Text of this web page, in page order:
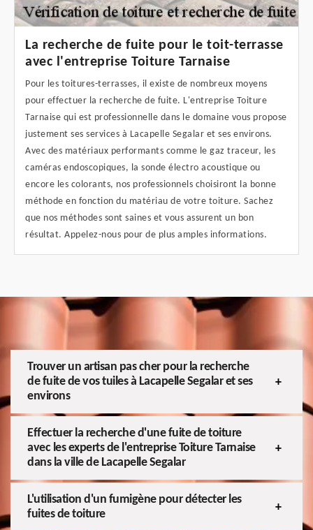
La recherche de fuite pour le toit-terrasse
avec l'entreprise Toiture Tarnaise
Pour les toitures-terrasses, il existe de nombreux moyens
pour effectuer la recherche de fuite. L'entreprise Toiture
Tarnaise qui est professionnelle dans le domaine vous propose
justement ses services à Lacapelle Segalar et ses environs.
Avec des matériaux performants comme le gaz traceur, les
caméras endoscopiques, la sonde électro acoustique ou
encore les colorants, nos professionnels choisiront la bonne
méthode en fonction du matériau de votre toiture. Sachez
que nos méthodes sont saines et vous assurent un bon
résultat. Appelez-nous pour de plus amples informations.
Trouver un artisan pas cher pour la recherche
de fuite de vos tuiles à Lacapelle Segalar et ses
environs
Effectuer la recherche d'une fuite de toiture
avec les experts de l'entreprise Toiture Tarnaise
dans la ville de Lacapelle Segalar
L'utilisation d'un fumigène pour détecter les
fuites de toiture